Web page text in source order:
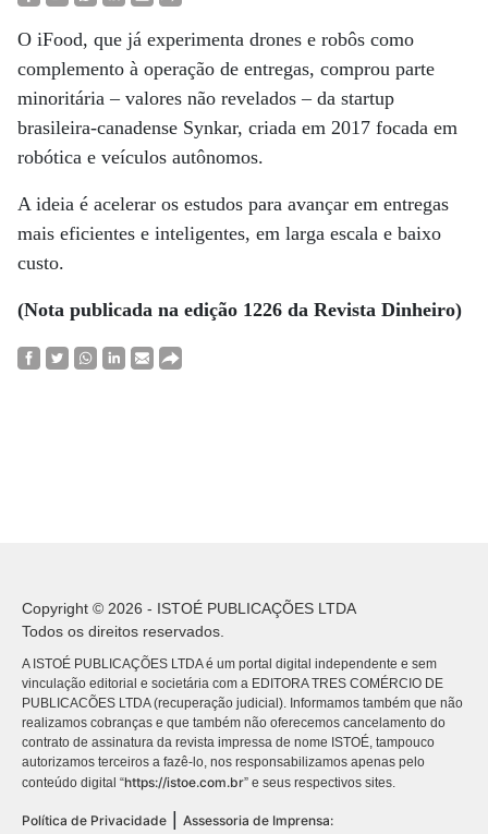
O iFood, que já experimenta drones e robôs como
complemento à operação de entregas, comprou parte
minoritária – valores não revelados – da startup
brasileira-canadense Synkar, criada em 2017 focada em
robótica e veículos autônomos.
A ideia é acelerar os estudos para avançar em entregas
mais eficientes e inteligentes, em larga escala e baixo
custo.
(Nota publicada na edição 1226 da Revista Dinheiro)
Copyright © 2026 - ISTOÉ PUBLICAÇÕES LTDA
Todos os direitos reservados.
A ISTOÉ PUBLICAÇÕES LTDA é um portal digital independente e sem
vinculação editorial e societária com a EDITORA TRES COMÉRCIO DE
PUBLICACÕES LTDA (recuperação judicial). Informamos também que não
realizamos cobranças e que também não oferecemos cancelamento do
contrato de assinatura da revista impressa de nome ISTOÉ, tampouco
autorizamos terceiros a fazê-lo, nos responsabilizamos apenas pelo
conteúdo digital “https://istoe.com.br” e seus respectivos sites.
Política de Privacidade Assessoria de Imprensa: